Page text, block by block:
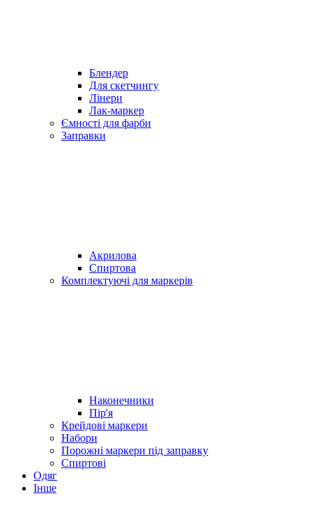
Блендер
Для скетчингу
Лінери
Лак-маркер
Ємності для фарби
Заправки
Акрилова
Спиртова
Комплектуючі для маркерів
Наконечники
Пір'я
Крейдові маркери
Набори
Порожні маркери під заправку
Спиртові
Одяг
Інше